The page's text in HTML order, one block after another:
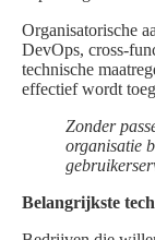
Organisatorische
DevOps, cross-
technische
effectief wordt
Zonder
organisatie
Belangrijkste